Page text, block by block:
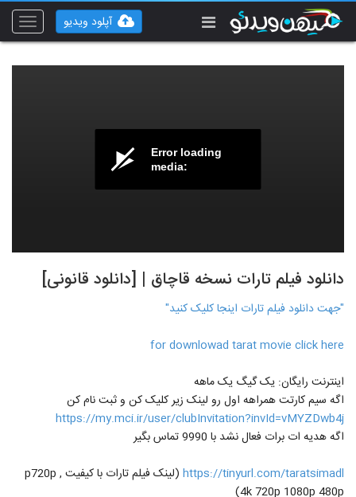
Toggle
آپلود ویدیو
Error loading
media:
دانلود فیلم تارات نسخه قاچاق | [دانلود قانونی]
"جهت دانلود فیلم تارات اینجا کلیک کنید"
for downlowad tarat movie click here
اینترنت رایگان: یک گیگ یک ماهه
اگه سیم کارتت همراهه اول رو لینک زیر کلیک کن و ثبت نام کن
https://my.mci.ir/user/clubInvitation?invId=vMYZDwb4j
اگه هدیه ات برات فعال نشد با 9990 تماس بگیر
https://tinyurl.com/taratsimadl
(لینک فیلم تارات با کیفیت p720p ,
4k 720p 1080p 480p)